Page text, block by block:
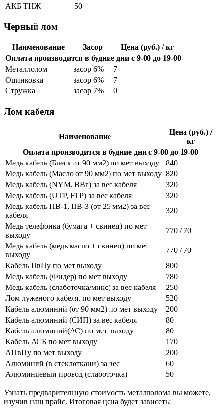
АКБ ТНЖ
50
Черный лом
Наименование Засор
Цена (руб.) / кг
Оплата производится в будние дни с 9-00 до 19-00
Металлолом
засор 6%
7
Оцинковка
засор 6%
7
Стружка
засор 7% 0
Лом кабеля
Наименование
Цена (руб.) /
кг
Оплата производится в будние дни с 9-00 до 19-00
Медь кабель (Блеск от 90 мм2) по мет выходу
840
Медь кабель (Масло от 90 мм2) по мет выходу 820
Медь кабель (NYM, ВВг) за вес кабеля
320
Медь кабель (UTP, FTP) за вес кабеля
320
Медь кабель ПВ-1, ПВ-3 (от 25 мм2) за вес
кабеля
320
Медь телефонка (бумага + свинец) по мет
выходу
770 / 70
Медь кабель (медь масло + свинец) по мет
выходу
770 / 70
Кабель ПвПу по мет выходу
800
Медь кабель (Фидер) по мет выходу
780
Медь кабель (слаботочка/микс) за вес кабеля
250
Лом луженого кабеля. по мет выходу
520
Кабель алюминий (от 90 мм2) по мет выходу
200
Кабель алюминий (СИП) за вес кабеля
80
Кабель алюминий(АС) по мет выходу
80
Кабель АСБ по мет выходу
170
АПвПу по мет выходу
200
Алюминий (в стеклоткани) за вес
60
Алюминиевый провод (слаботочка)
50
Узнать предварительную стоимость металлолома вы можете,
изучив наш прайс. Итоговая цена будет зависеть: